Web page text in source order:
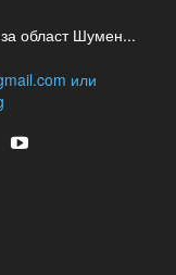
област Шумен...
или